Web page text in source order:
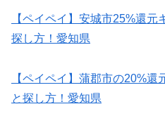
【ペイペイ】安城市25%還
探し方！愛知県
【ペイペイ】蒲郡市の20%
と探し方！愛知県